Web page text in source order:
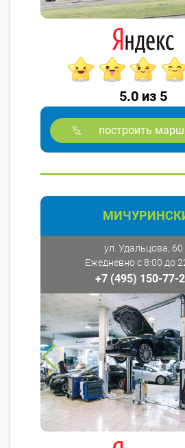
5.0 из 5
построить
ул. Удальцова, 60
Ежедневно с 8:00 до
+7 (495) 150-77-